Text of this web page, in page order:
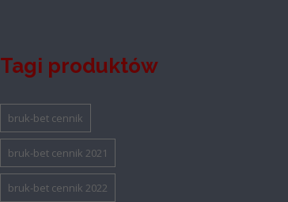
Tagi produktów
bruk-bet cennik
bruk-bet cennik 2021
bruk-bet cennik 2022